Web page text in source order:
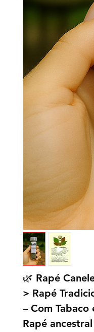
🌿 Rapé
> Rapé
– Com Tabaco
Rapé